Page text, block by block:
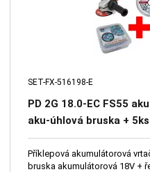
SET-FX-516198-E
PD 2G 18.0-EC FS55
aku-úhlová bruska +
Sada vrtáků 91ks +
Sada nářadí 130ks
Příklepová akumulátorová
bruska akumulátorová 18V +